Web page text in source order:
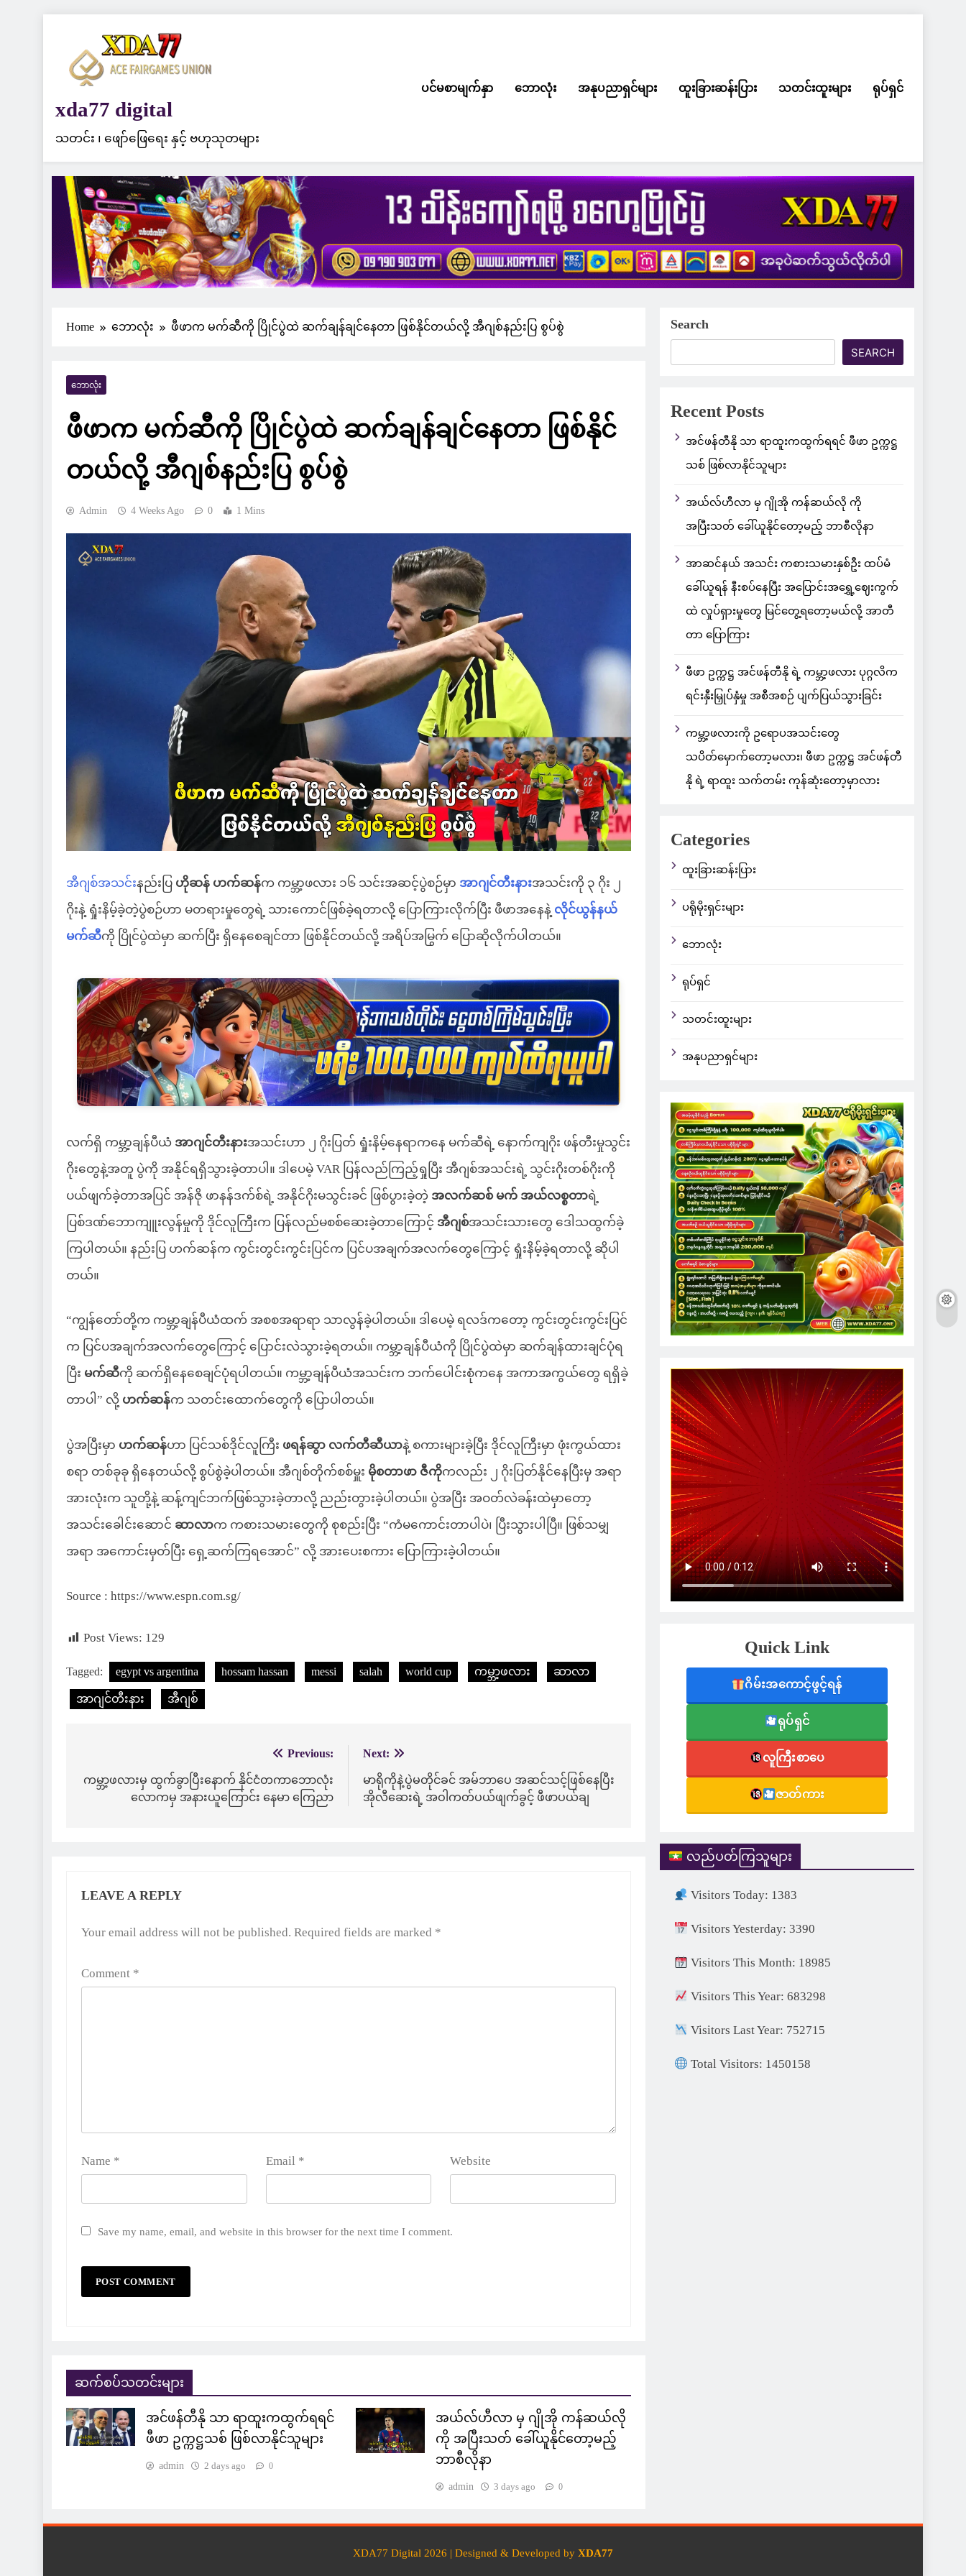
xda77 digital
သတင်း ၊ ဖျော်ဖြေရေး နှင့် ဗဟုသုတများ
ပင်မစာမျက်နှာ ဘောလုံး အနုပညာရှင်များ ထူးခြားဆန်းပြား သတင်းထူးများ ရုပ်ရှင်
Home ဘောလုံး ဖီဖာက မက်ဆီကို ပြိုင်ပွဲထဲ ဆက်ချန်ချင်နေတာ ဖြစ်နိုင်တယ်လို့ အီဂျစ်နည်းပြ စွပ်စွဲ
ဘောလုံး
ဖီဖာက မက်ဆီကို ပြိုင်ပွဲထဲ ဆက်ချန်ချင်နေတာ ဖြစ်နိုင်
တယ်လို့ အီဂျစ်နည်းပြ စွပ်စွဲ
Admin 4 Weeks Ago 0 1 Mins
အီဂျစ်အသင်းနည်းပြ ဟိုဆန် ဟက်ဆန်က ကမ္ဘာ့ဖလား ၁၆ သင်းအဆင့်ပွဲစဉ်မှာ အာဂျင်တီးနားအသင်းကို ၃ ဂိုး ၂
ဂိုးနဲ့ ရှုံးနိမ့်ခဲ့တဲ့ပွဲစဉ်ဟာ မတရားမှုတွေရဲ့ သားကောင်ဖြစ်ခဲ့ရတာလို့ ပြောကြားလိုက်ပြီး ဖီဖာအနေနဲ့ လိုင်ယွန်နယ်
မက်ဆီကို ပြိုင်ပွဲထဲမှာ ဆက်ပြီး ရှိနေစေချင်တာ ဖြစ်နိုင်တယ်လို့ အရိပ်အမြွက် ပြောဆိုလိုက်ပါတယ်။
လက်ရှိ ကမ္ဘာ့ချန်ပီယံ အာဂျင်တီးနားအသင်းဟာ ၂ ဂိုးပြတ် ရှုံးနိမ့်နေရာကနေ မက်ဆီရဲ့ နောက်ကျဂိုး ဖန်တီးမှုသွင်း
ဂိုးတွေနဲ့အတူ ပွဲကို အနိုင်ရရှိသွားခဲ့တာပါ။ ဒါပေမဲ့ VAR ပြန်လည်ကြည့်ရှုပြီး အီဂျစ်အသင်းရဲ့ သွင်းဂိုးတစ်ဂိုးကို
ပယ်ဖျက်ခဲ့တာအပြင် အန်ဇို ဖာနန်ဒက်စ်ရဲ့ အနိုင်ဂိုးမသွင်းခင် ဖြစ်ပွားခဲ့တဲ့ အလက်ဆစ် မက် အယ်လစ္စတာရဲ့
ပြစ်ဒဏ်ဘောကျူးလွန်မှုကို ဒိုင်လူကြီးက ပြန်လည်မစစ်ဆေးခဲ့တာကြောင့် အီဂျစ်အသင်းသားတွေ ဒေါသထွက်ခဲ့
ကြပါတယ်။ နည်းပြ ဟက်ဆန်က ကွင်းတွင်းကွင်းပြင်က ပြင်ပအချက်အလက်တွေကြောင့် ရှုံးနိမ့်ခဲ့ရတာလို့ ဆိုပါ
တယ်။
“ကျွန်တော်တို့က ကမ္ဘာ့ချန်ပီယံထက် အစစအရာရာ သာလွန်ခဲ့ပါတယ်။ ဒါပေမဲ့ ရလဒ်ကတော့ ကွင်းတွင်းကွင်းပြင်
က ပြင်ပအချက်အလက်တွေကြောင့် ပြောင်းလဲသွားခဲ့ရတယ်။ ကမ္ဘာ့ချန်ပီယံကို ပြိုင်ပွဲထဲမှာ ဆက်ချန်ထားချင်ပုံရ
ပြီး မက်ဆီကို ဆက်ရှိနေစေချင်ပုံရပါတယ်။ ကမ္ဘာ့ချန်ပီယံအသင်းက ဘက်ပေါင်းစုံကနေ အကာအကွယ်တွေ ရရှိခဲ့
တာပါ” လို့ ဟက်ဆန်က သတင်းထောက်တွေကို ပြောပါတယ်။
ပွဲအပြီးမှာ ဟက်ဆန်ဟာ ပြင်သစ်ဒိုင်လူကြီး ဖရန်ဆွာ လက်တီဆီယာနဲ့ စကားများခဲ့ပြီး ဒိုင်လူကြီးမှာ ဖုံးကွယ်ထား
စရာ တစ်ခုခု ရှိနေတယ်လို့ စွပ်စွဲခဲ့ပါတယ်။ အီဂျစ်တိုက်စစ်မှူး မိုစတာဖာ ဇီကိုကလည်း ၂ ဂိုးပြတ်နိုင်နေပြီးမှ အရာ
အားလုံးက သူတို့နဲ့ ဆန့်ကျင်ဘက်ဖြစ်သွားခဲ့တာလို့ ညည်းတွားခဲ့ပါတယ်။ ပွဲအပြီး အဝတ်လဲခန်းထဲမှာတော့
အသင်းခေါင်းဆောင် ဆာလာက ကစားသမားတွေကို စုစည်းပြီး “ကံမကောင်းတာပါပဲ၊ ပြီးသွားပါပြီ။ ဖြစ်သမျှ
အရာ အကောင်းမှတ်ပြီး ရှေ့ဆက်ကြရအောင်” လို့ အားပေးစကား ပြောကြားခဲ့ပါတယ်။
Source : https://www.espn.com.sg/
Post Views: 129
Tagged: egypt vs argentina hossam hassan messi salah world cup ကမ္ဘာ့ဖလား ဆာလာ
အာဂျင်တီးနား အီဂျစ်
navigation
Previous:
ကမ္ဘာ့ဖလားမှ ထွက်ခွာပြီးနောက် နိုင်ငံတကာဘောလုံး
လောကမှ အနားယူကြောင်း နေမာ ကြေညာ
Next:
မာရိုကိုနဲ့ပွဲမတိုင်ခင် အမ်ဘာပေ အဆင်သင့်ဖြစ်နေပြီး
အိုလီဆေးရဲ့ အဝါကတ်ပယ်ဖျက်ခွင့် ဖီဖာပယ်ချ
LEAVE A REPLY
Your email address will not be published. Required fields are marked *
Comment *
Name * Email * Website
Save my name, email, and website in this browser for the next time I comment.
Alternative:
ဆက်စပ်သတင်းများ
အင်ဖန်တီနို သာ ရာထူးကထွက်ရရင်
ဖီဖာ ဥက္ကဋ္ဌသစ် ဖြစ်လာနိုင်သူများ
admin 2 days ago 0
အယ်လ်ဟီလာ မှ ဂျိုအို ကန်ဆယ်လို
ကို အပြီးသတ် ခေါ်ယူနိုင်တော့မည့်
ဘာစီလိုနာ
admin 3 days ago 0
Search
SEARCH
Recent Posts
အင်ဖန်တီနို သာ ရာထူးကထွက်ရရင် ဖီဖာ ဥက္ကဋ္ဌ
သစ် ဖြစ်လာနိုင်သူများ
အယ်လ်ဟီလာ မှ ဂျိုအို ကန်ဆယ်လို ကို
အပြီးသတ် ခေါ်ယူနိုင်တော့မည့် ဘာစီလိုနာ
အာဆင်နယ် အသင်း ကစားသမားနှစ်ဦး ထပ်မံ
ခေါ်ယူရန် နီးစပ်နေပြီး အပြောင်းအရွှေ့ဈေးကွက်
ထဲ လှုပ်ရှားမှုတွေ မြင်တွေ့ရတော့မယ်လို့ အာတီ
တာ ပြောကြား
ဖီဖာ ဥက္ကဋ္ဌ အင်ဖန်တီနို ရဲ့ ကမ္ဘာ့ဖလား ပုဂ္ဂလိက
ရင်းနှီးမြှုပ်နှံမှု အစီအစဉ် ပျက်ပြယ်သွားခြင်း
ကမ္ဘာ့ဖလားကို ဥရောပအသင်းတွေ
သပိတ်မှောက်တော့မလား၊ ဖီဖာ ဥက္ကဋ္ဌ အင်ဖန်တီ
နို ရဲ့ ရာထူး သက်တမ်း ကုန်ဆုံးတော့မှာလား
Categories
ထူးခြားဆန်းပြား
ပရိုမိုးရှင်းများ
ဘောလုံး
ရုပ်ရှင်
သတင်းထူးများ
အနုပညာရှင်များ
Quick Link
ဂိမ်းအကောင့်ဖွင့်ရန်
ရုပ်ရှင်
လူကြီးစာပေ
ဇာတ်ကား
လည်ပတ်ကြသူများ
Visitors Today: 1383
Visitors Yesterday: 3390
Visitors This Month: 18985
Visitors This Year: 683298
Visitors Last Year: 752715
Total Visitors: 1450158
XDA77 Digital 2026 | Designed & Developed by XDA77